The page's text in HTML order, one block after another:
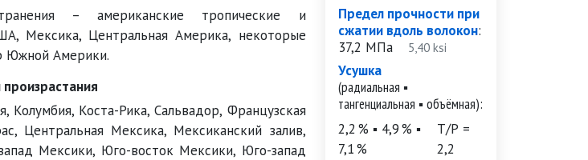
– американские тропические и
Мексика, Центральная Америка, некоторые
Южной Америки.
Колумбия, Коста-Рика, Сальвадор, Французская
Центральная Мексика, Мексиканский залив,
Мексики, Юго-восток Мексики, Юго-запад
Предел прочности при
сжатии вдоль волокон:
37,2 МПа5,40 ksi
Усушка
(радиальная ▪
тангенциальная ▪ объёмная):
2,2 % ▪ 4,9 % ▪
7,1 %
Т/Р =
2,2